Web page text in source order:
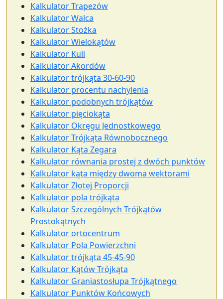
Kalkulator Trapezów
Kalkulator Walca
Kalkulator Stożka
Kalkulator Wielokątów
Kalkulator Kuli
Kalkulator Akordów
Kalkulator trójkąta 30-60-90
Kalkulator procentu nachylenia
Kalkulator podobnych trójkątów
Kalkulator pięciokąta
Kalkulator Okręgu Jednostkowego
Kalkulator Trójkąta Równobocznego
Kalkulator Kąta Zegara
Kalkulator równania prostej z dwóch punktów
Kalkulator kąta między dwoma wektorami
Kalkulator Złotej Proporcji
Kalkulator pola trójkąta
Kalkulator Szczególnych Trójkątów
Prostokątnych
Kalkulator ortocentrum
Kalkulator Pola Powierzchni
Kalkulator trójkąta 45-45-90
Kalkulator Kątów Trójkąta
Kalkulator Graniastosłupa Trójkątnego
Kalkulator Punktów Końcowych